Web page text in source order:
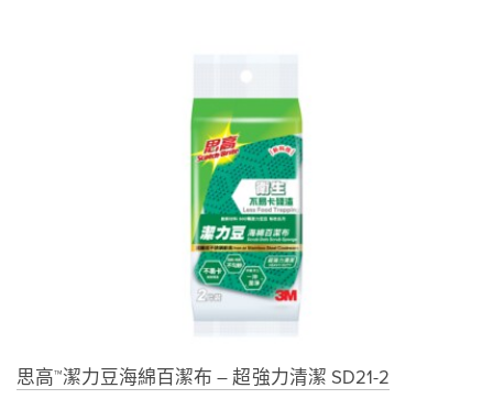
思高™潔力豆海綿百潔布 – 超強力清潔 SD21-2